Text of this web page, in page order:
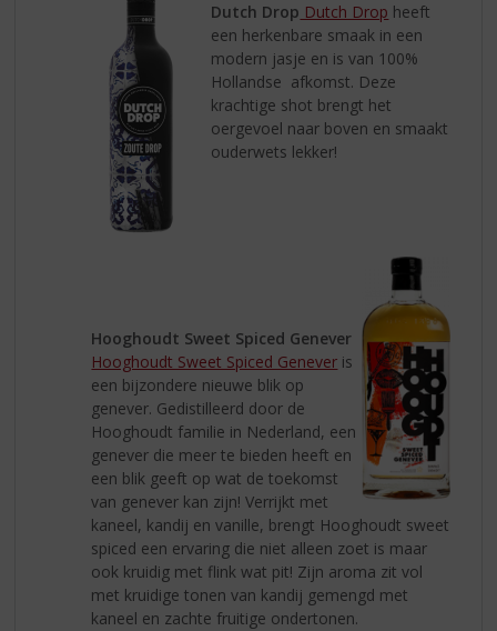
Dutch Drop Dutch Drop heeft
een herkenbare smaak in een
modern jasje en is van 100%
Hollandse afkomst. Deze
krachtige shot brengt het
oergevoel naar boven en smaakt
ouderwets lekker!
Hooghoudt Sweet Spiced Genever
Hooghoudt Sweet Spiced Genever is
een bijzondere nieuwe blik op
genever. Gedistilleerd door de
Hooghoudt familie in Nederland, een
genever die meer te bieden heeft en
een blik geeft op wat de toekomst
van genever kan zijn! Verrijkt met
kaneel, kandij en vanille, brengt Hooghoudt sweet
spiced een ervaring die niet alleen zoet is maar
ook kruidig met flink wat pit! Zijn aroma zit vol
met kruidige tonen van kandij gemengd met
kaneel en zachte fruitige ondertonen.